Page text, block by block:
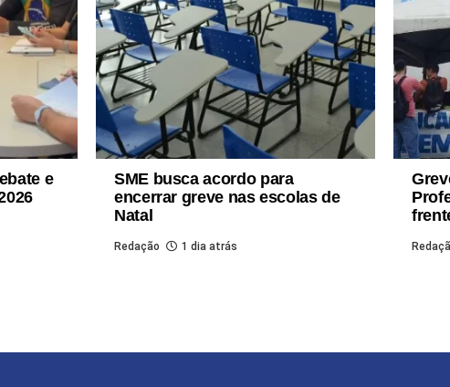
e
SME busca acordo para
encerrar greve nas escolas de
Natal
Redação 1 dia atrás